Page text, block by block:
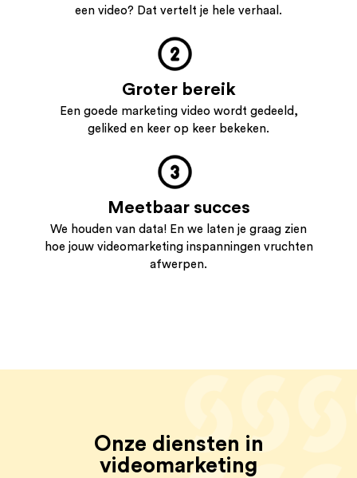
een video? Dat vertelt je hele verhaal.
Groter bereik
Een goede marketing video wordt gedeeld,
geliked en keer op keer bekeken.
Meetbaar succes
We houden van data! En we laten je graag zien
hoe jouw videomarketing inspanningen vruchten
afwerpen.
Onze diensten in
videomarketing